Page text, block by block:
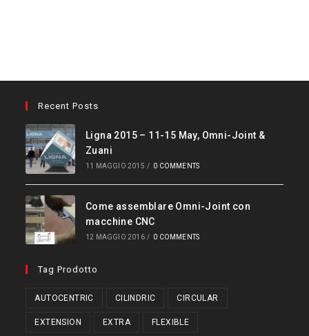
Recent Posts
Ligna 2015 – 11-15 May, Omni-Joint &
Zuani
11 MAGGIO 2015 / 0 COMMENTS
Come assemblare Omni-Joint con
macchine CNC
12 MAGGIO 2016 / 0 COMMENTS
Tag Prodotto
AUTOCENTRIC CILINDRIC CIRCULAR
EXTENSION EXTRA FLEXIBLE